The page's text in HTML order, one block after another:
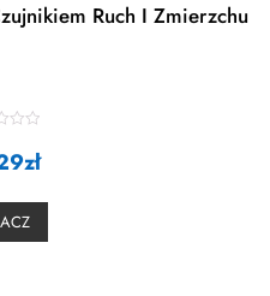
Ruch I Zmierzchu
zł